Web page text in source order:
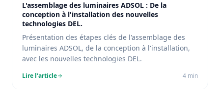
L'assemblage des luminaires ADSOL : De la
conception à l'installation des nouvelles
technologies DEL.
Présentation des étapes clés de l'assemblage des
luminaires ADSOL, de la conception à l'installation,
avec les nouvelles technologies DEL.
Lire l'article 4 min